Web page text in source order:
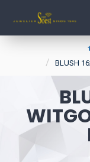
BLUSH